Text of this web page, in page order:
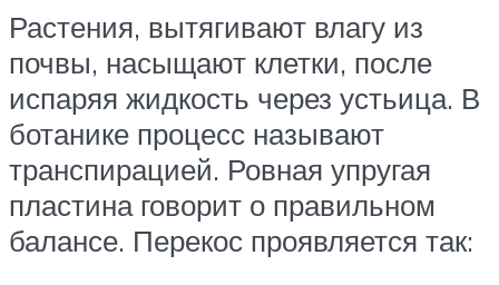
Растения, вытягивают влагу из
почвы, насыщают клетки, после
испаряя жидкость через устьица. В
ботанике процесс называют
транспирацией. Ровная упругая
пластина говорит о правильном
балансе. Перекос проявляется так: